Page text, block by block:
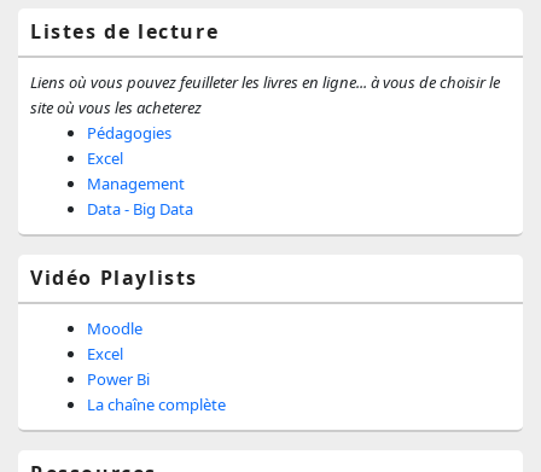
Listes de lecture
Liens où vous pouvez feuilleter les livres en ligne... à vous de choisir le
site où vous les acheterez
Pédagogies
Excel
Management
Data - Big Data
Vidéo Playlists
Moodle
Excel
Power Bi
La chaîne complète